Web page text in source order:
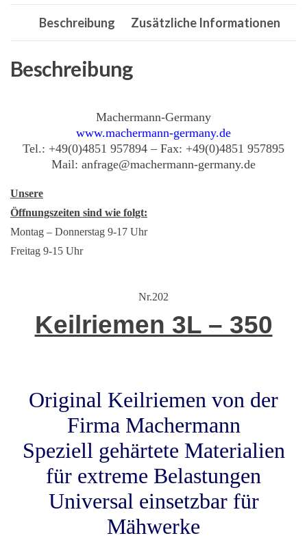
Rieme
mm,
Beschreibung Zusätzliche Informationen
Beschreibung
Machermann-Germany
www.machermann-germany.de
Tel.: +49(0)4851 957894 – Fax: +49(0)4851 957895
Mail: anfrage@machermann-germany.de
Unsere
Öffnungszeiten sind wie folgt:
Montag – Donnerstag 9-17 Uhr
Freitag 9-15 Uhr
Nr.202
Keilriemen 3L – 350
Original Keilriemen von der
Firma Machermann
Speziell gehärtete Materialien
für extreme Belastungen
Universal einsetzbar für
Mähwerke